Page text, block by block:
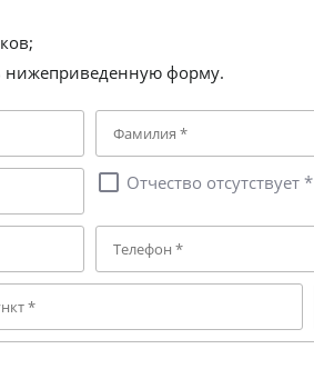
нижеприведенную форму.
check_box_outline_blank Отчество отсутствует *